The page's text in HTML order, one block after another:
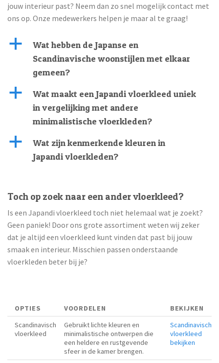
jouw interieur past? Neem dan zo snel mogelijk contact met
ons op. Onze medewerkers helpen je maar al te graag!
a
Wat hebben de Japanse en
Scandinavische woonstijlen met elkaar
gemeen?
a
Wat maakt een Japandi vloerkleed uniek
in vergelijking met andere
minimalistische vloerkleden?
a
Wat zijn kenmerkende kleuren in
Japandi vloerkleden?
Toch op zoek naar een ander vloerkleed?
Is een Japandi vloerkleed toch niet helemaal wat je zoekt?
Geen paniek! Door ons grote assortiment weten wij zeker
dat je altijd een vloerkleed kunt vinden dat past bij jouw
smaak en interieur. Misschien passen onderstaande
vloerkleden beter bij je?
OPTIES VOORDELEN
BEKIJKEN
Scandinavisch
vloerkleed
Gebruikt lichte kleuren en
minimalistische ontwerpen die
een heldere en rustgevende
sfeer in de kamer brengen.
Scandinavisch
vloerkleed
bekijken